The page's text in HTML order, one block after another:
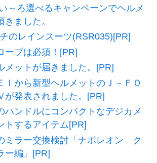
～ろ選べるキャンペーンでヘルメ
きました。
のレインスーツ(RSR035)[PR]
ーブは必須！[PR]
メットが届きました。[PR]
Ｉから新型ヘルメットのＪ－ＦＯ
が発表されました。[PR]
ハンドルにコンパクトなデジカメ
トするアイテム[PR]
ミラー交換検討「ナポレオン ク
ー編」[PR]